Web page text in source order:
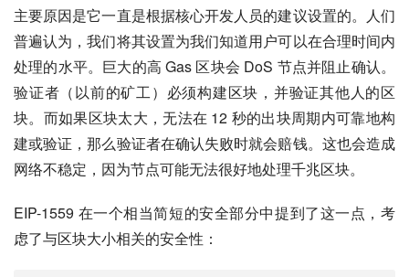
主要原因是它一直是根据核心开发人员的建议设置的。人们
普遍认为，我们将其设置为我们知道用户可以在合理时间内
处理的水平。巨大的高 Gas 区块会 DoS 节点并阻止确认。
验证者（以前的矿工）必须构建区块，并验证其他人的区
块。而如果区块太大，无法在 12 秒的出块周期内可靠地构
建或验证，那么验证者在确认失败时就会赔钱。这也会造成
网络不稳定，因为节点可能无法很好地处理千兆区块。
EIP-1559 在一个相当简短的安全部分中提到了这一点，考
虑了与区块大小相关的安全性：